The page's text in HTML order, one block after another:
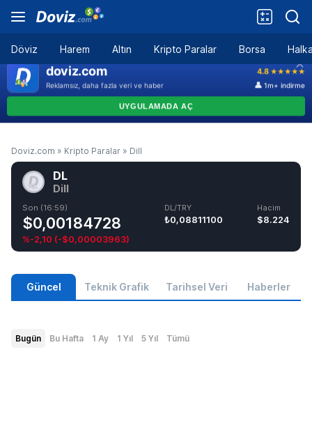
Döviz Harem Altın Kripto Paralar Borsa
Doviz.com » Kripto Paralar » Dill
DL
Dill
Son (16:59)
$0,00184728
%-2,10 (-$0,00003963)
DL/TRY
₺0,08811100
Hacim
$8.224
Güncel Teknik Grafik Tarihsel Veri Haberler
Bugün Bu Hafta 1 Ay 1 Yıl 5 Yıl Tümü